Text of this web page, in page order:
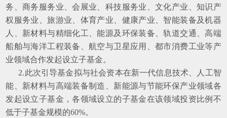
务、商务服务业、会展业、科技服务业、文化产业、知识产
权服务业、旅游业、体育产业、健康产业、智能装备及机器
人、新材料与精细化工、能源及环保装备、轨道交通、高端
船舶与海洋工程装备、航空与卫星应用、都市消费工业等产
业领域合作发起设立子基金。
2.此次引导基金拟与社会资本在新一代信息技术、人工智
能、新材料与高端装备制造、新能源与节能环保产业领域各
发起设立子基金，各领域设立的子基金在该领域投资比例不
低于子基金规模的60%。